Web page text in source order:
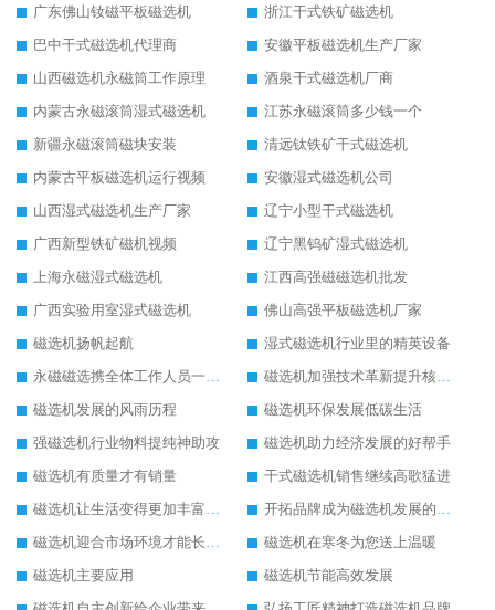
广东佛山钕磁平板磁选机
浙江干式铁矿磁选机
巴中干式磁选机代理商
安徽平板磁选机生产厂家
山西磁选机永磁筒工作原理
酒泉干式磁选机厂商
内蒙古永磁滚筒湿式磁选机
江苏永磁滚筒多少钱一个
新疆永磁滚筒磁块安装
清远钛铁矿干式磁选机
内蒙古平板磁选机运行视频
安徽湿式磁选机公司
山西湿式磁选机生产厂家
辽宁小型干式磁选机
广西新型铁矿磁机视频
辽宁黑钨矿湿式磁选机
上海永磁湿式磁选机
江西高强磁磁选机批发
广西实验用室湿式磁选机
佛山高强平板磁选机厂家
磁选机扬帆起航
湿式磁选机行业里的精英设备
永磁磁选携全体工作人员一起闯
磁选机加强技术革新提升核心竞争力
磁选机发展的风雨历程
磁选机环保发展低碳生活
强磁选机行业物料提纯神助攻
磁选机助力经济发展的好帮手
磁选机有质量才有销量
干式磁选机销售继续高歌猛进
磁选机让生活变得更加丰富多彩
开拓品牌成为磁选机发展的有效武器
磁选机迎合市场环境才能长远发展
磁选机在寒冬为您送上温暖
磁选机主要应用
磁选机节能高效发展